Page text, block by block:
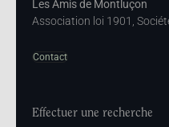
Les Amis de Montluçon
Association loi 1901,
Contact
Effectuer une recherche